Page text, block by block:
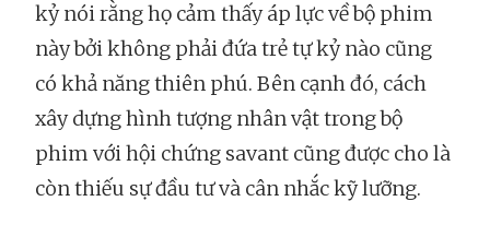
kỷ nói rằng họ cảm thấy áp lực về bộ phim
này bởi không phải đứa trẻ tự kỷ nào cũng
có khả năng thiên phú. Bên cạnh đó, cách
xây dựng hình tượng nhân vật trong bộ
phim với hội chứng savant cũng được cho là
còn thiếu sự đầu tư và cân nhắc kỹ lưỡng.